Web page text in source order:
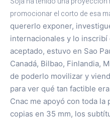
promocionar el corto de esa
quererlo exponer,
internacionales y lo
aceptado, estuvo en Sao
Canadá, Bilbao, Finlandia,
de poderlo movilizar y
para ver qué tan factible
Cnac me apoyó con toda la
copias en 35 mm, los